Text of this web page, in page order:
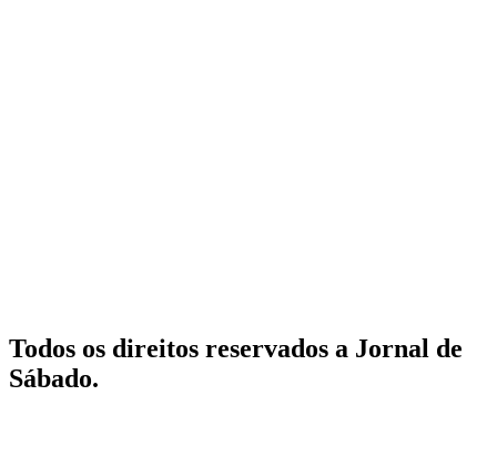
Todos os direitos reservados a Jornal de
Sábado.